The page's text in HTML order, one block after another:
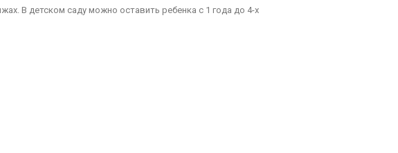
В детском саду можно оставить ребенка с 1 года до 4-х